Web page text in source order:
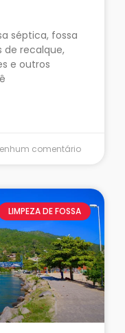
séptica, fossa
de recalque,
e outros
comentário
LIMPEZA DE FOSSA